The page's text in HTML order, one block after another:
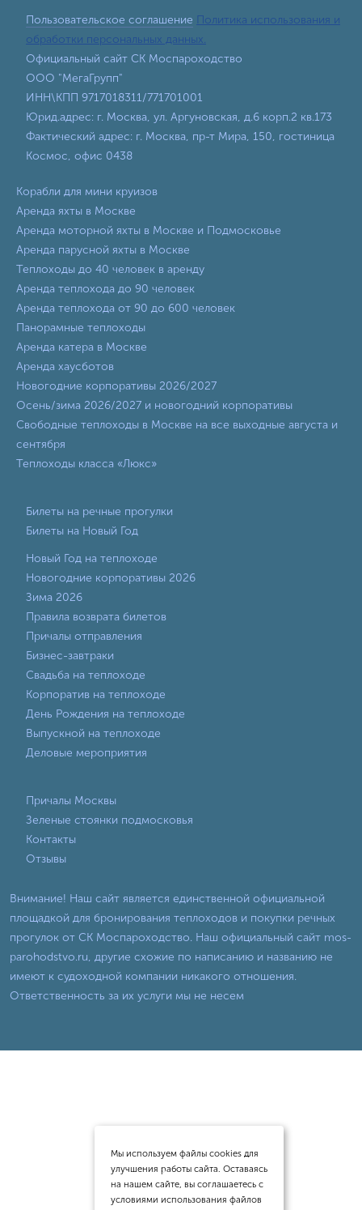
Пользовательское соглашение Политика использования и
обработки персональных данных.
Официальный сайт СК Моспароходство
ООО "МегаГрупп"
ИНН\КПП 9717018311/771701001
Юрид.адрес: г. Москва, ул. Аргуновская, д.6 корп.2 кв.173
Фактический адрес: г. Москва, пр-т Мира, 150, гостиница
Космос, офис 0438
Корабли для мини круизов
Аренда яхты в Москве
Аренда моторной яхты в Москве и Подмосковье
Аренда парусной яхты в Москве
Теплоходы до 40 человек в аренду
Аренда теплохода до 90 человек
Аренда теплохода от 90 до 600 человек
Панорамные теплоходы
Аренда катера в Москве
Аренда хаусботов
Новогодние корпоративы 2026/2027
Осень/зима 2026/2027 и новогодний корпоративы
Свободные теплоходы в Москве на все выходные августа и
сентября
Теплоходы класса «Люкс»
Билеты на речные прогулки
Билеты на Новый Год
Новый Год на теплоходе
Новогодние корпоративы 2026
Зима 2026
Правила возврата билетов
Причалы отправления
Бизнес-завтраки
Свадьба на теплоходе
Корпоратив на теплоходе
День Рождения на теплоходе
Выпускной на теплоходе
Деловые мероприятия
Причалы Москвы
Зеленые стоянки подмосковья
Контакты
Отзывы
Внимание! Наш сайт является единственной официальной
площадкой для бронирования теплоходов и покупки речных
прогулок от СК Моспароходство. Наш официальный сайт mos-
parohodstvo.ru, другие схожие по написанию и названию не
имеют к судоходной компании никакого отношения.
Ответственность за их услуги мы не несем
Мы используем файлы cookies для
улучшения работы сайта. Оставаясь
на нашем сайте, вы соглашаетесь с
условиями использования файлов